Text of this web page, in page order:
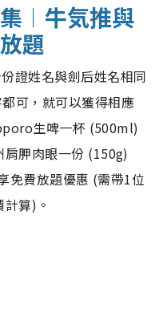
︱牛気推與
題
證姓名與劍后姓名相同
可，就可以獲得相應
生啤一杯 (500ml)
肩胛肉眼一份 (150g)
免費放題優惠 (需帶1位
算)。